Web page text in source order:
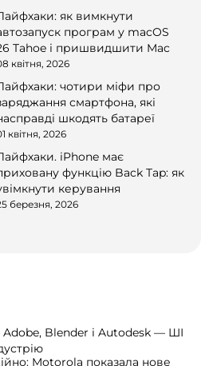
як вимкнути
програм у macOS
Tahoe і пришвидшити Mac
квітня, 2026
чотири міфи про
смартфона, які
шкодять батареї
квітня, 2026
iPhone має
функцію Back Tap: як
керування
березня, 2026
Adobe, Blender і Autodesk — ШІ
Motorola показала нове